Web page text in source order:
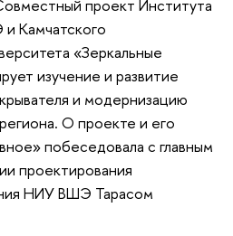
проект Института
Камчатского
«Зеркальные
изучение и развитие
и модернизацию
О проекте и его
побеседовала с главным
проектирования
НИУ ВШЭ Тарасом